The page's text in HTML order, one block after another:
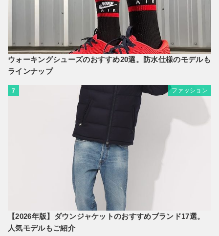
ウォーキングシューズのおすすめ20選。防水仕様のモデルも
ラインナップ
7 ファッション
【2026年版】ダウンジャケットのおすすめブランド17選。
人気モデルもご紹介